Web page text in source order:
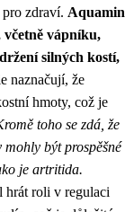
zdraví. Aquamin
včetně vápníku,
silných kostí,
naznačují, že
hmoty, což je
toho se zdá, že
být prospěšné
je artritida.
hrát roli v regulaci